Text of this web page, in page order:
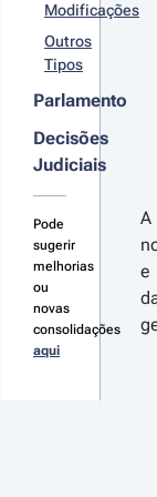
alteração
Processo
Cível e à
n.º 75/98, de
Estado
Modificações
Outros
Tipos
Parlamento
Decisões
Judiciais
Pode
sugerir
melhorias
ou
novas
consolidações
aqui
A
e